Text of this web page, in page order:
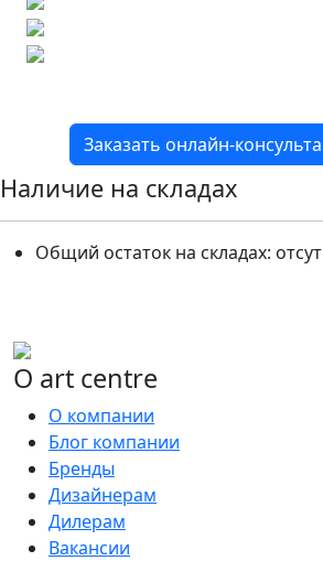
Заказать онлайн-
Наличие на складах
Общий остаток на складах:
О art centre
О компании
Блог компании
Бренды
Дизайнерам
Дилерам
Вакансии